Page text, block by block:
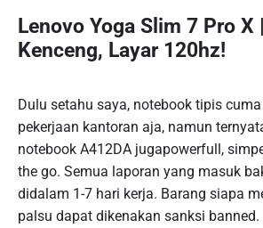
Lenovo Yoga Slim 7 Pro X
Kenceng, Layar 120hz!
Dulu setahu saya, notebook tipis
pekerjaan kantoran aja, namun
notebook A412DA jugapowerfull,
the go. Semua laporan yang masuk
didalam 1-7 hari kerja. Barang siapa
palsu dapat dikenakan sanksi banned.